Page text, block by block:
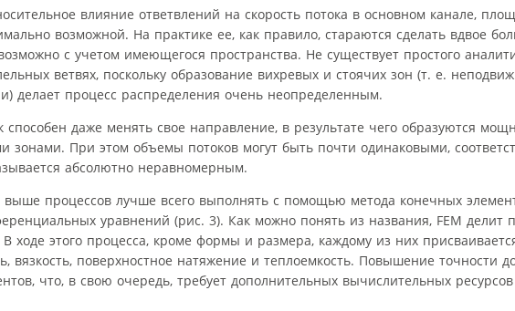
влияние ответвлений на скорость потока в основном канале,
возможной. На практике ее, как правило, стараются сделать вдвое
с учетом имеющегося пространства. Не существует простого
ветвях, поскольку образование вихревых и стоячих зон (т. е.
делает процесс распределения очень неопределенным.
способен даже менять свое направление, в результате чего образуются
При этом объемы потоков могут быть почти одинаковыми,
абсолютно неравномерным.
процессов лучше всего выполнять с помощью метода конечных
уравнений (рис. 3). Как можно понять из названия, FEM делит
ходе этого процесса, кроме формы и размера, каждому из них
вязкость, поверхностное натяжение и теплоемкость. Повышение точности
что, в свою очередь, требует дополнительных вычислительных